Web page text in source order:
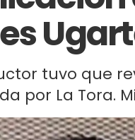
tuvo que
por La Tora.